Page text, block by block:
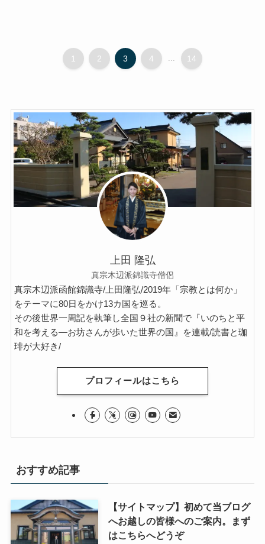
チェコ・オーストリア編
イタリア・バチカン編
スペイン編
キューバ編
1 2 3 4 14
上田 隆弘
真宗木辺派錦識寺僧侶
真宗木辺派函館錦識寺/上田隆弘/2019年「宗教とは何か」
をテーマに80日をかけ13カ国を巡る。
その後世界一周記を執筆し全国９社の新聞で『いのちと平
和を考える―お坊さんが歩いた世界の国』を連載/読書と珈
琲が大好き/
プロフィールはこちら
おすすめ記事
【サイトマップ】初めて当ブログ
へお越しの皆様へのご案内。まず
はこちらへどうぞ